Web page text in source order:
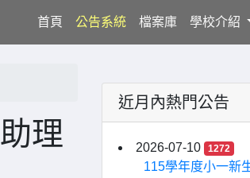
首頁(current)
公告系統 檔案庫 學校介紹
理
近月內熱門公告
2026-07-10 1272
115學年度小一新